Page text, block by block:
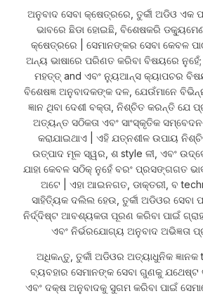
ଅନୁବାଦ ସେବା କ୍ଷେତ୍ରରେ, ତୁର୍କୀ ଅଡିଓ ଏକ
ଭାବରେ ଛିଡା ହୋଇଛି, ବିଶେଷକରି
କ୍ଷେତ୍ରରେ | ସେମାନଙ୍କର ସେବା କେବଳ
ଅନ୍ୟ ଭାଷାରେ ପରିଣତ କରିବା ବିଷୟରେ
ମହତ୍ତ୍ and ଏବଂ ନ୍ୟୁଆନ୍ସ କ୍ୟାପଚର
ବିଶେଷଜ୍ଞ ଅନୁବାଦକଙ୍କ ଦଳ, ଯେଉଁମାନେ
ଜ୍ଞାନ ଥିବା ଦେଶୀ ବକ୍ତା, ନିଶ୍ଚିତ କରନ୍ତି
ଅତ୍ୟନ୍ତ ସଠିକତା ଏବଂ ସାଂସ୍କୃତିକ
କରାଯାଇଥାଏ | ଏହି ଯତ୍ନଶୀଳ ଉପାୟ
ଉତ୍ପାଦ ମୂଳ ସ୍ୱର, ଶ style ଳୀ, ଏବଂ
ଯାହା କେବଳ ସଠିକ୍ ନୁହେଁ ବରଂ ପ୍ରସଙ୍ଗଗତ
ଅଟେ | ଏହା ଆଇନଗତ, ଡାକ୍ତରୀ, ବ
ସାହିତ୍ୟିକ ଦଲିଲ ହେଉ, ତୁର୍କୀ ଅଡିଓର
ନିର୍ଦ୍ଦିଷ୍ଟ ଆବଶ୍ୟକତା ପୂରଣ କରିବା ପାଇଁ
ଏବଂ ନିର୍ଭରଯୋଗ୍ୟ ଅନୁବାଦ ଅଭିଜ୍ଞତା
ଅଧିକନ୍ତୁ, ତୁର୍କୀ ଅଡିଓର ଅତ୍ୟାଧୁନିକ
ବ୍ୟବହାର ସେମାନଙ୍କ ସେବା ଗୁଣକୁ
ଏବଂ ଦକ୍ଷ ଅନୁବାଦକୁ ସୁଗମ କରିବା ପାଇଁ